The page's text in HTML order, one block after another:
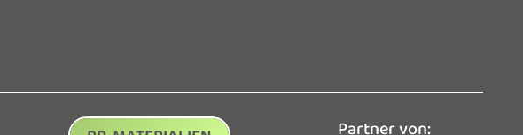
Partner von: